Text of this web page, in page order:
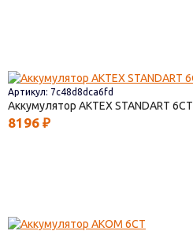
Артикул: 7c48d8dca6fd
Аккумулятор AКТЕХ STANDART 6СТ
8196 ₽